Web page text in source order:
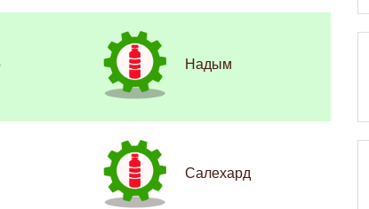
Надым
Салехард